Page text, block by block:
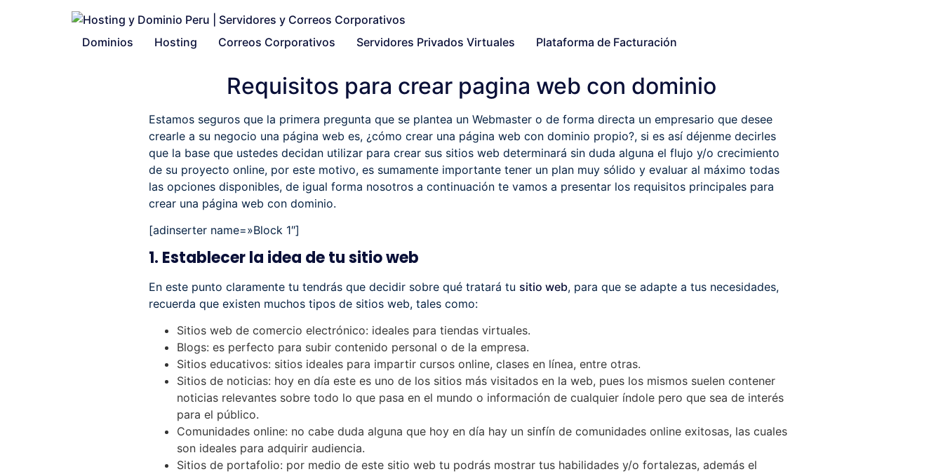
Dominios Hosting Correos Corporativos Servidores Privados Virtuales Plataforma de Facturación
Requisitos para crear pagina web con dominio
Estamos seguros que la primera pregunta que se plantea un Webmaster o de forma directa un empresario que desee
crearle a su negocio una página web es, ¿cómo crear una página web con dominio propio?, si es así déjenme decirles
que la base que ustedes decidan utilizar para crear sus sitios web determinará sin duda alguna el flujo y/o crecimiento
de su proyecto online, por este motivo, es sumamente importante tener un plan muy sólido y evaluar al máximo todas
las opciones disponibles, de igual forma nosotros a continuación te vamos a presentar los requisitos principales para
crear una página web con dominio.
[adinserter name=»Block 1″]
1. Establecer la idea de tu sitio web
En este punto claramente tu tendrás que decidir sobre qué tratará tu sitio web, para que se adapte a tus necesidades,
recuerda que existen muchos tipos de sitios web, tales como:
Sitios web de comercio electrónico: ideales para tiendas virtuales.
Blogs: es perfecto para subir contenido personal o de la empresa.
Sitios educativos: sitios ideales para impartir cursos online, clases en línea, entre otras.
Sitios de noticias: hoy en día este es uno de los sitios más visitados en la web, pues los mismos suelen contener
noticias relevantes sobre todo lo que pasa en el mundo o información de cualquier índole pero que sea de interés
para el público.
Comunidades online: no cabe duda alguna que hoy en día hay un sinfín de comunidades online exitosas, las cuales
son ideales para adquirir audiencia.
Sitios de portafolio: por medio de este sitio web tu podrás mostrar tus habilidades y/o fortalezas, además el